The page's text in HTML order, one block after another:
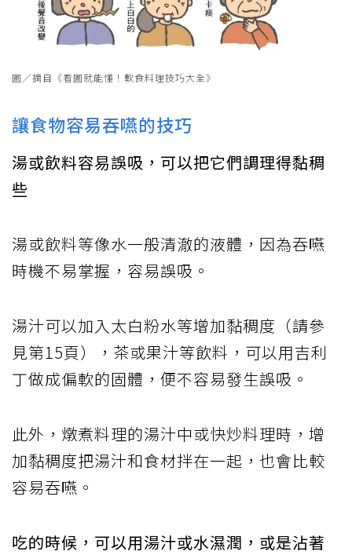
圖／摘自《看圖就能懂！軟食料理技巧大全》
讓食物容易吞嚥的技巧
湯或飲料容易誤吸，可以把它們調理得黏稠
些
湯或飲料等像水一般清澈的液體，因為吞嚥
時機不易掌握，容易誤吸。
湯汁可以加入太白粉水等增加黏稠度（請參
見第15頁），茶或果汁等飲料，可以用吉利
丁做成偏軟的固體，便不容易發生誤吸。
此外，燉煮料理的湯汁中或快炒料理時，增
加黏稠度把湯汁和食材拌在一起，也會比較
容易吞嚥。
吃的時候，可以用湯汁或水濕潤，或是沾著